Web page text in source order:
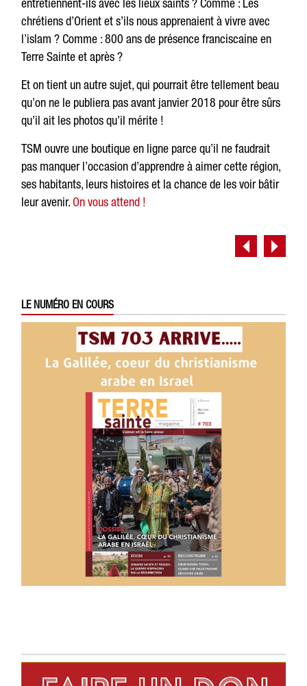
entretiennent-ils avec les lieux saints ? Comme : Les
chrétiens d’Orient et s’ils nous apprenaient à vivre avec
l’islam ? Comme : 800 ans de présence franciscaine en
Terre Sainte et après ?
Et on tient un autre sujet, qui pourrait être tellement beau
qu’on ne le publiera pas avant janvier 2018 pour être sûrs
qu’il ait les photos qu’il mérite !
TSM ouvre une boutique en ligne parce qu’il ne faudrait
pas manquer l’occasion d’apprendre à aimer cette région,
ses habitants, leurs histoires et la chance de les voir bâtir
leur avenir.On vous attend !
LE NUMÉRO EN COURS